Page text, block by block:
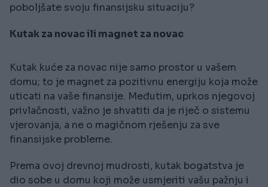
poboljšate svoju finansijsku situaciju?
Kutak za novac ili magnet za novac
Kutak kuće za novac nije samo prostor u vašem
domu; to je magnet za pozitivnu energiju koja može
uticati na vaše finansije. Međutim, uprkos njegovoj
privlačnosti, važno je shvatiti da je riječ o sistemu
vjerovanja, a ne o magičnom rješenju za sve
finansijske probleme.
Prema ovoj drevnoj mudrosti, kutak bogatstva je
dio sobe u domu koji može usmjeriti vašu pažnju i